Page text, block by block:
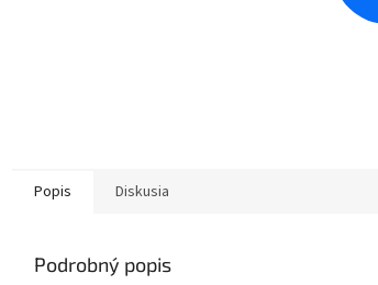
Popis Diskusia
Podrobný popis